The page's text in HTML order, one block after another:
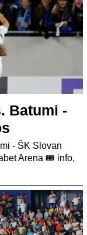
Batumi -
- ŠK Slovan
Arena 🎟️ info,